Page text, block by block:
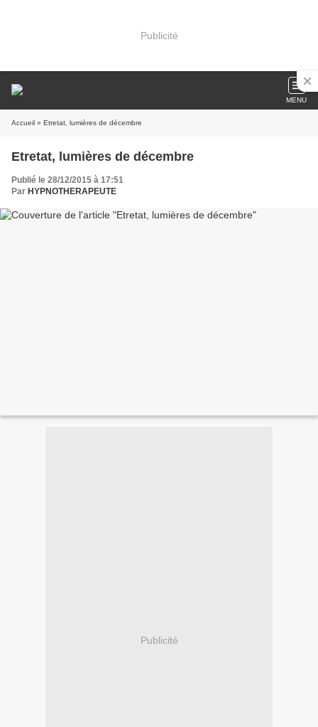
Publicité
MENU
Accueil » Etretat, lumières de décembre
Etretat, lumières de décembre
Publié le 28/12/2015 à 17:51
Par HYPNOTHERAPEUTE
Publicité